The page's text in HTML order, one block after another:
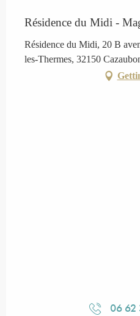
Résidence du Midi -
Résidence du Midi, 20 B
les-Thermes, 32150
06 62